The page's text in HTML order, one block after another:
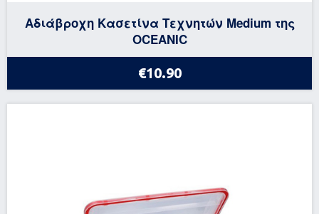
Αδιάβροχη Κασετίνα Τεχνητών Medium της
OCEANIC
€10.90